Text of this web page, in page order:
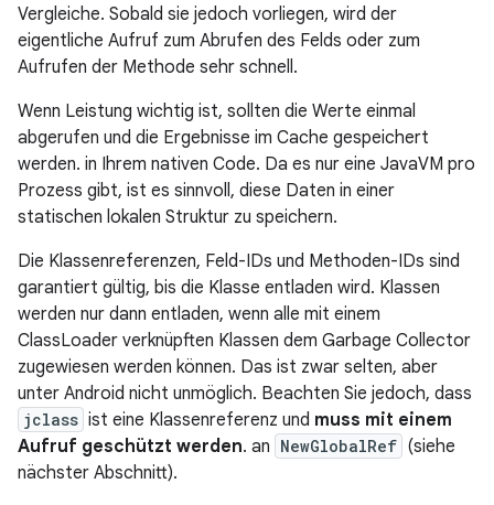
Vergleiche. Sobald sie jedoch vorliegen, wird der
eigentliche Aufruf zum Abrufen des Felds oder zum
Aufrufen der Methode sehr schnell.
Wenn Leistung wichtig ist, sollten die Werte einmal
abgerufen und die Ergebnisse im Cache gespeichert
werden. in Ihrem nativen Code. Da es nur eine JavaVM pro
Prozess gibt, ist es sinnvoll, diese Daten in einer
statischen lokalen Struktur zu speichern.
Die Klassenreferenzen, Feld-IDs und Methoden-IDs sind
garantiert gültig, bis die Klasse entladen wird. Klassen
werden nur dann entladen, wenn alle mit einem
ClassLoader verknüpften Klassen dem Garbage Collector
zugewiesen werden können. Das ist zwar selten, aber
unter Android nicht unmöglich. Beachten Sie jedoch, dass
jclass ist eine Klassenreferenz und muss mit einem
Aufruf geschützt werden. an NewGlobalRef (siehe
nächster Abschnitt).